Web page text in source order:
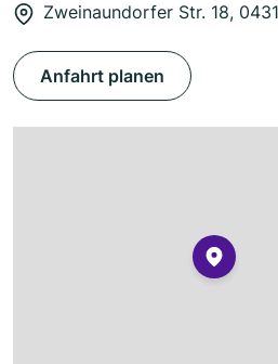
Zweinaundorfer Str. 18,
Anfahrt planen